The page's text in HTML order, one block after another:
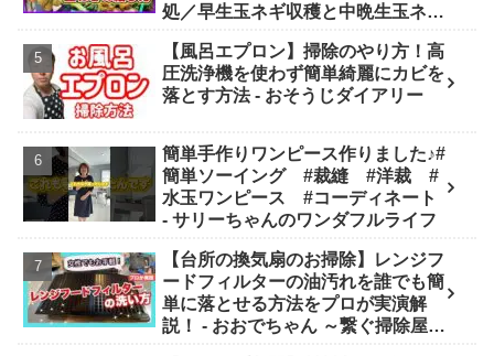
処／早生玉ネギ収穫と中晩生玉ネギ
方／玉葱料理／【概要欄にもくじ】
- ニャハハの家庭菜園
【風呂エプロン】掃除のやり方！高
圧洗浄機を使わず簡単綺麗にカビを
落とす方法 - おそうじダイアリー
簡単手作りワンピース作りました♪#
簡単ソーイング #裁縫 #洋裁 #
水玉ワンピース #コーディネート
- サリーちゃんのワンダフルライフ
【台所の換気扇のお掃除】レンジフ
ードフィルターの油汚れを誰でも簡
単に落とせる方法をプロが実演解
説！ - おおでちゃん ～繋ぐ掃除屋さ